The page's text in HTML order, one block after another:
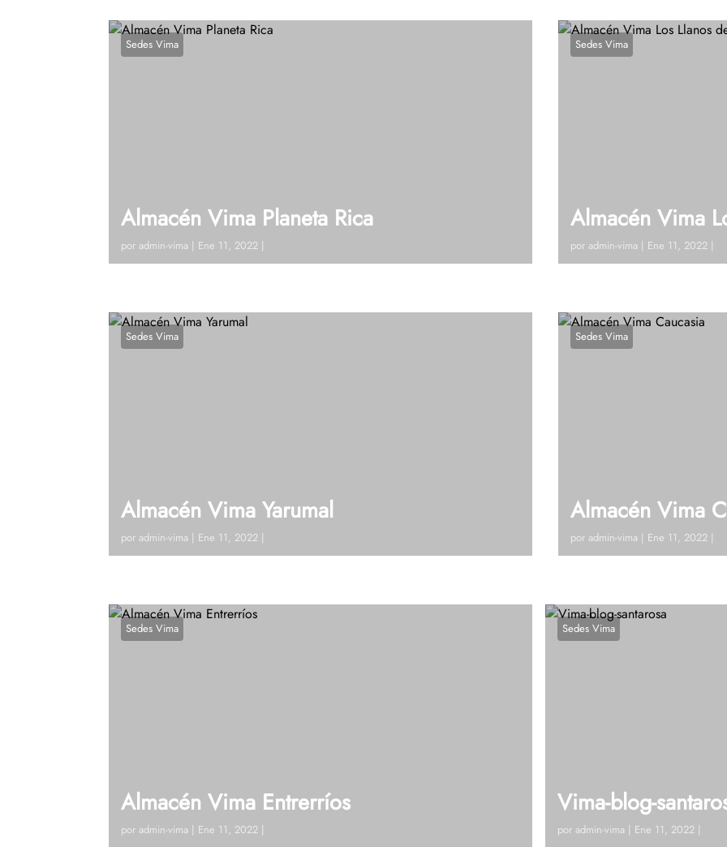
250 75 34 Ver en google maps ¿Tienes dudas?, Hablemos
Ext 134Ver en google
Sedes Vima
Almacén Vima Planeta Rica
poradmin-vima | Ene 11, 2022 |
19 Ext 128Ver en google maps¿Tienes dudas?, Hablemos
Sedes Vima
Almacén Vima
poradmin-vima | Ene 11, 2022 |
19 Ext 122Ver en google
Sedes Vima
Almacén Vima Yarumal
poradmin-vima | Ene 11, 2022 |
123Ver en google maps¿Tienes dudas?, Hablemos
Sedes Vima
Almacén Vima
poradmin-vima | Ene 11, 2022 |
125Ver en google
Sedes Vima
Almacén Vima Entrerríos
poradmin-vima | Ene 11, 2022 |
Sedes Vima
Vima-blog-
por admin-vima | Ene 11, 2022 |